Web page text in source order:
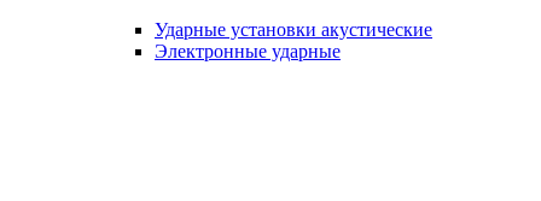
Ударные установки акустические
Электронные ударные